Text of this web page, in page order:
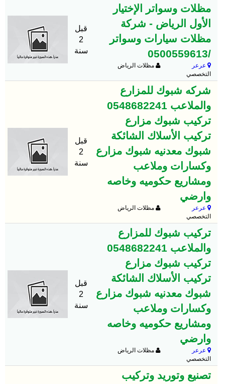
مظلات وسواتر الإختيار
الأول الرياض - شركة
مظلات سيارات وسواتر
/0500559613
عرعر
مظلات الرياض
التخصصي
قبل
2
سنة
شركه شبوك للمزارع
والملاعب 0548682241
تركيب شبوك مزارع
تركيب الأسلاك الشائكة
شبوك معدنيه شبوك مزارع
وكسارات وملاعب
ومشاريع حكوميه وخاصه
وارضي
عرعر
مظلات الرياض
التخصصي
قبل
2
سنة
تركيب شبوك للمزارع
والملاعب 0548682241
تركيب شبوك مزارع
تركيب الأسلاك الشائكة
شبوك معدنيه شبوك مزارع
وكسارات وملاعب
ومشاريع حكوميه وخاصه
وارضي
عرعر
مظلات الرياض
التخصصي
قبل
2
سنة
تصنيع وتوريد وتركيب